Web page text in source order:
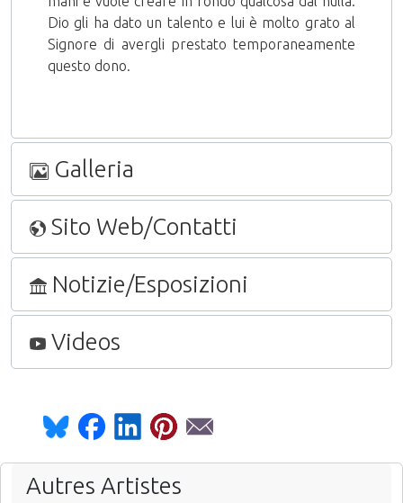
Dio gli ha dato un talento e lui è molto grato al
Signore di avergli prestato temporaneamente
questo dono.
Galleria
Sito Web/Contatti
Notizie/Esposizioni
Videos
Autres Artistes